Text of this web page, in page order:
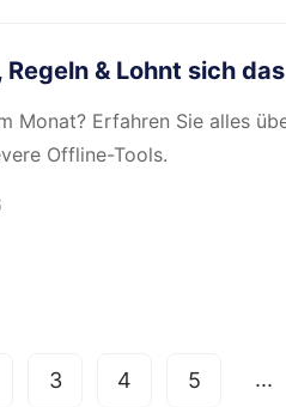
& Lohnt sich
Monat? Erfahren Sie alles
Offline-Tools.
3 4 5 ...